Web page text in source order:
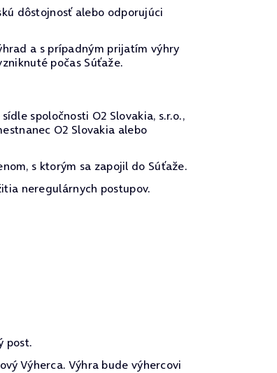
dôstojnosť alebo odporujúci
a s prípadným prijatím výhry
počas Súťaže.
spoločnosti O2 Slovakia, s.r.o.,
O2 Slovakia alebo
s ktorým sa zapojil do Súťaže.
neregulárnych postupov.
post.
Výherca. Výhra bude výhercovi